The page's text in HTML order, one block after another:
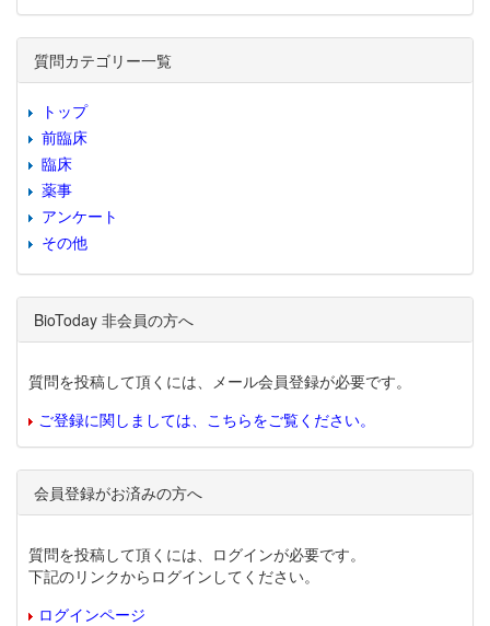
質問カテゴリー一覧
トップ
前臨床
臨床
薬事
アンケート
その他
BioToday 非会員の方へ
質問を投稿して頂くには、メール会員登録が必要です。
ご登録に関しましては、こちらをご覧ください。
会員登録がお済みの方へ
質問を投稿して頂くには、ログインが必要です。
下記のリンクからログインしてください。
ログインページ